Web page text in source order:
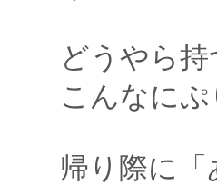
どうやら持
こんなにぷ
帰り際に「